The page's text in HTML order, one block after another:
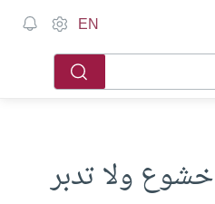
EN
خشوع ولا تدبر